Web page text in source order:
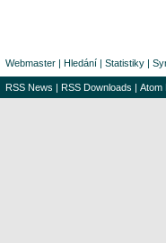
Webmaster | Hledání | Statistiky |
RSS News | RSS Downloads | Atom